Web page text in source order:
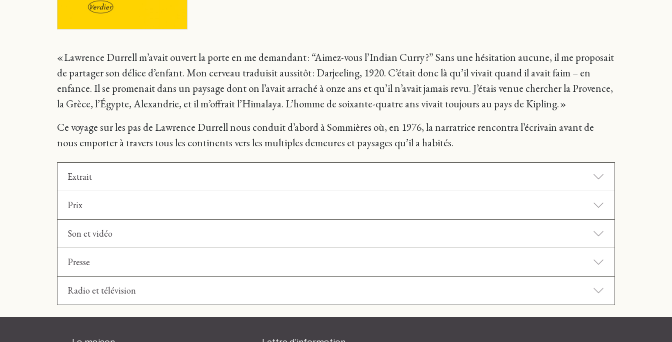
« Lawrence Durrell m’avait ouvert la porte en me demandant : “Aimez-vous l’Indian Curry ?” Sans une hésitation aucune, il me proposait
de partager son délice d’enfant. Mon cerveau traduisit aussitôt : Darjeeling, 1920. C’était donc là qu’il vivait quand il avait faim – en
enfance. Il se promenait dans un paysage dont on l’avait arraché à onze ans et qu’il n’avait jamais revu. J’étais venue chercher la Provence,
la Grèce, l’Égypte, Alexandrie, et il m’offrait l’Himalaya. L’homme de soixante-quatre ans vivait toujours au pays de Kipling. »
Ce voyage sur les pas de Lawrence Durrell nous conduit d’abord à Sommières où, en 1976, la narratrice rencontra l’écrivain avant de
nous emporter à travers tous les continents vers les multiples demeures et paysages qu’il a habités.
Extrait
Prix
Son et vidéo
Presse
Radio et télévision